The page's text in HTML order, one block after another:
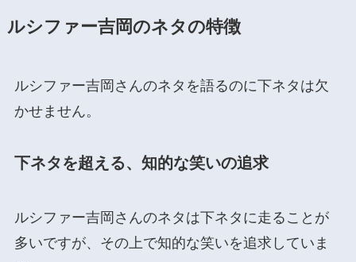
ルシファー吉岡のネタの特徴
ルシファー吉岡さんのネタを語るのに下ネタは欠
かせません。
下ネタを超える、知的な笑いの追求
ルシファー吉岡さんのネタは下ネタに走ることが
多いですが、その上で知的な笑いを追求していま